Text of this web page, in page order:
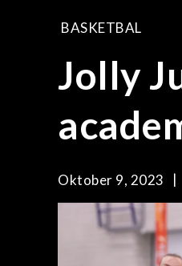
BASKETBAL
Jolly
Oktober 9, 2023